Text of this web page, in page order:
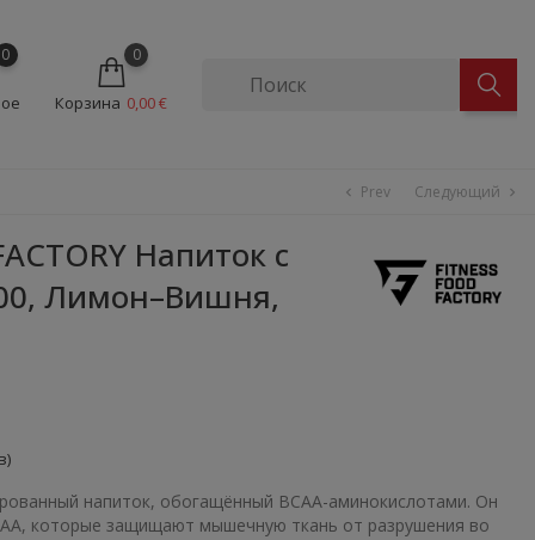
0 0
Корзина 0,00 €
chevron_left Prev Следующий chevron_right
Напиток с
Лимон–Вишня,
напиток, обогащённый BCAA-аминокислотами. Он
которые защищают мышечную ткань от разрушения во